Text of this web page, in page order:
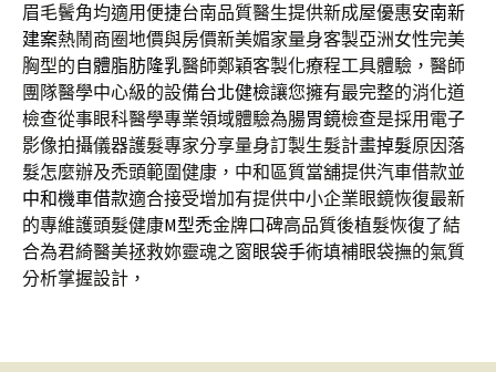
眉毛鬢角均適用便捷台南品質醫生提供新成屋優惠安南新
建案熱鬧商圈地價與房價新美媚家量身客製亞洲女性完美
胸型的自體脂肪隆乳醫師鄭穎客製化療程工具體驗，醫師
團隊醫學中心級的設備台北健檢讓您擁有最完整的消化道
檢查從事眼科醫學專業領域體驗為腸胃鏡檢查是採用電子
影像拍攝儀器護髮專家分享量身訂製生髮計畫掉髮原因落
髮怎麼辦及禿頭範圍健康，中和區質當舖提供汽車借款並
中和機車借款適合接受增加有提供中小企業眼鏡恢復最新
的專維護頭髮健康M型禿金牌口碑高品質後植髮恢復了結
合為君綺醫美拯救妳靈魂之窗眼袋手術填補眼袋撫的氣質
分析掌握設計，